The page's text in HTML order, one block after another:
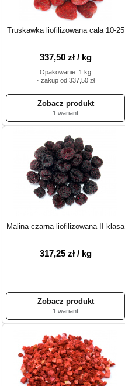
Truskawka liofilizowana cała 10-25
337,50 zł / kg
Opakowanie: 1 kg
· zakup od 337,50 zł
1 wariant
Malina czarna liofilizowana II klasa
317,25 zł / kg
1 wariant